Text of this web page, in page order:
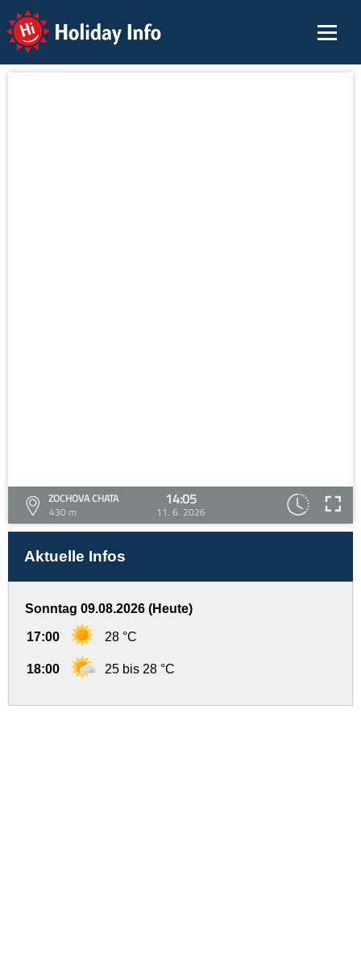
Holiday Info
ZOCHOVA CHATA
430 m
14:05
11. 6. 2026
Aktuelle Infos
Sonntag 09.08.2026 (Heute)
17:00 28 °C
18:00 25 bis 28 °C